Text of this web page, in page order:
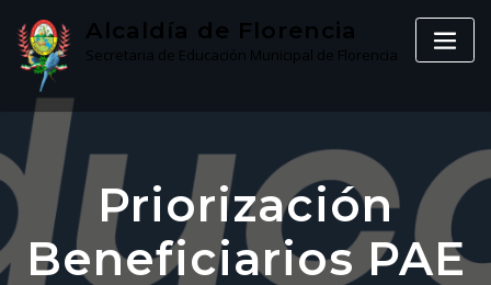
content
Alcaldía de Florencia
Secretaria de Educación Municipal de Florencia
Priorización
Beneficiarios PAE